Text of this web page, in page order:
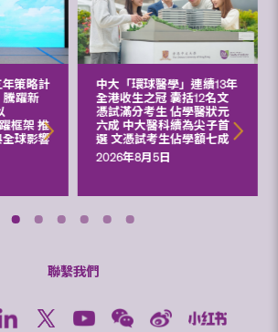
策略計
騰躍新
框架 推
球影響
中大「環球醫學」連續13年
全港收生之冠 囊括12名文
憑試滿分考生 佔學醫狀元
六成 中大醫科續為尖子首
選 文憑試考生佔學額七成
2026年8月5日
聯繫我們